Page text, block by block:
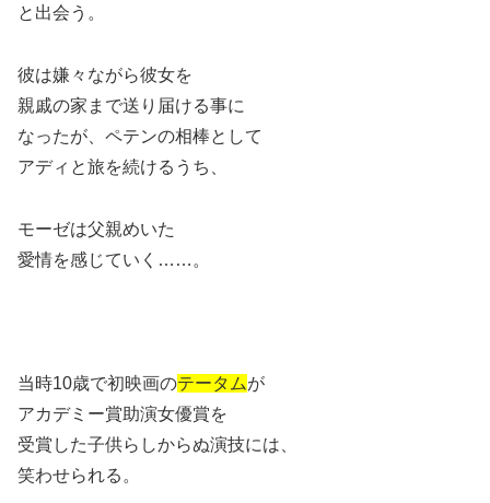
と出会う。
彼は嫌々ながら彼女を
親戚の家まで送り届ける事に
なったが、ペテンの相棒として
アディと旅を続けるうち、
モーゼは父親めいた
愛情を感じていく……。
当時10歳で初映画のテータムが
アカデミー賞助演女優賞を
受賞した子供らしからぬ演技には、
笑わせられる。